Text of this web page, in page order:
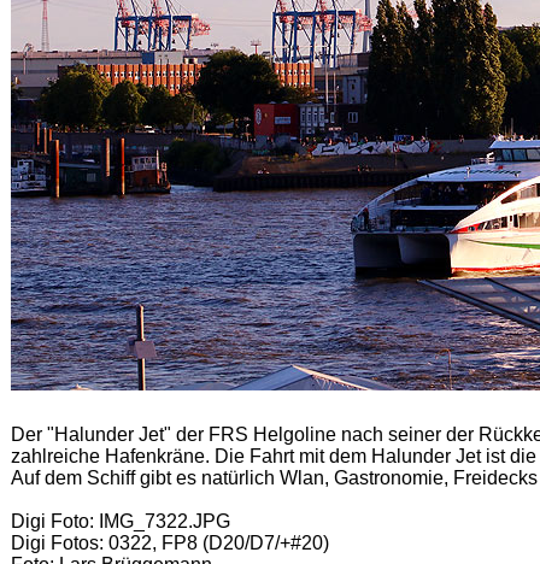
Der "Halunder Jet" der FRS Helgoline nach seiner der
zahlreiche Hafenkräne. Die Fahrt mit dem Halunder Jet ist
Auf dem Schiff gibt es natürlich Wlan, Gastronomie,
Digi Foto: IMG_7322.JPG
Digi Fotos: 0322, FP8 (D20/D7/+#20)